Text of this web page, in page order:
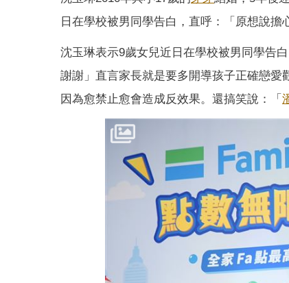
日在學校被男同學告白，直呼：「原想說擔
沈玉琳表示9歲女兒近日在學校被男同學告
謝謝」直言家長就是要多開導孩子正確戀
因為愈禁止愈會造成反效果。還搞笑說：「